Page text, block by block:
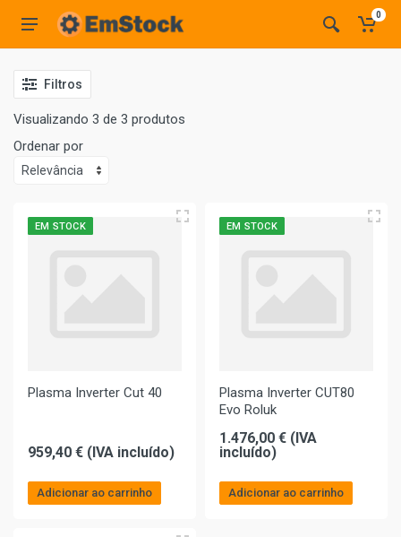
0
Filtros
Visualizando 3 de 3 produtos
Ordenar por
EM STOCK
Plasma Inverter Cut 40
959,40 € (IVA incluído)
Adicionar ao carrinho
EM STOCK
Plasma Inverter CUT80
Evo Roluk
1.476,00 € (IVA
incluído)
Adicionar ao carrinho